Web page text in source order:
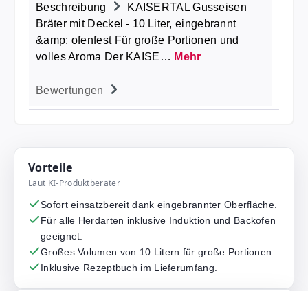
Beschreibung
KAISERTAL Gusseisen
Bräter mit Deckel - 10 Liter, eingebrannt
&amp; ofenfest Für große Portionen und
volles Aroma Der KAISE… Mehr
Bewertungen
Vorteile
Laut KI-Produktberater
Sofort einsatzbereit dank eingebrannter Oberfläche.
Für alle Herdarten inklusive Induktion und Backofen
geeignet.
Großes Volumen von 10 Litern für große Portionen.
Inklusive Rezeptbuch im Lieferumfang.